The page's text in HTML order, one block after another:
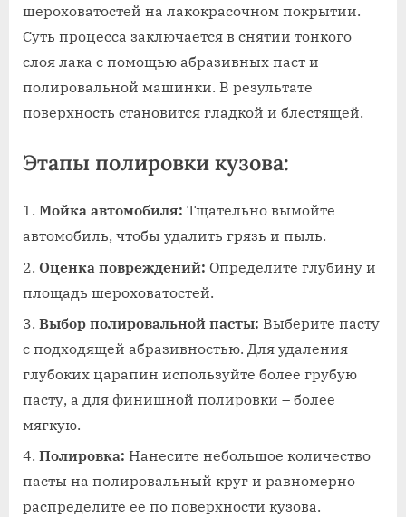
шероховатостей на лакокрасочном покрытии.
Суть процесса заключается в снятии тонкого
слоя лака с помощью абразивных паст и
полировальной машинки. В результате
поверхность становится гладкой и блестящей.
Этапы полировки кузова:
Мойка автомобиля: Тщательно вымойте
автомобиль‚ чтобы удалить грязь и пыль.
Оценка повреждений: Определите глубину и
площадь шероховатостей.
Выбор полировальной пасты: Выберите пасту
с подходящей абразивностью. Для удаления
глубоких царапин используйте более грубую
пасту‚ а для финишной полировки – более
мягкую.
Полировка: Нанесите небольшое количество
пасты на полировальный круг и равномерно
распределите ее по поверхности кузова.